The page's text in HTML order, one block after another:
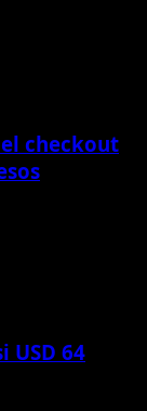
checkout
USD 64